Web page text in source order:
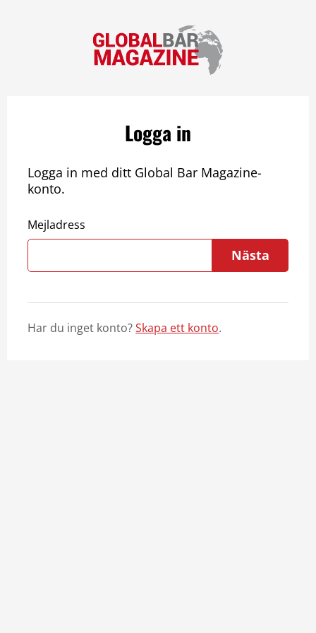
Logga in
Logga in med ditt Global Bar Magazine-
konto.
Mejladress
Nästa
Har du inget konto?Skapa ett konto.